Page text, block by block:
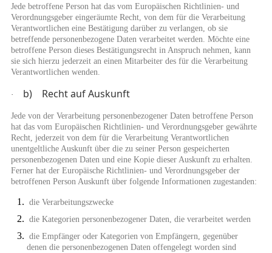
Jede betroffene Person hat das vom Europäischen Richtlinien- und
Verordnungsgeber eingeräumte Recht, von dem für die Verarbeitung
Verantwortlichen eine Bestätigung darüber zu verlangen, ob sie
betreffende personenbezogene Daten verarbeitet werden. Möchte eine
betroffene Person dieses Bestätigungsrecht in Anspruch nehmen, kann
sie sich hierzu jederzeit an einen Mitarbeiter des für die Verarbeitung
Verantwortlichen wenden.
· b) Recht auf Auskunft
Jede von der Verarbeitung personenbezogener Daten betroffene Person
hat das vom Europäischen Richtlinien- und Verordnungsgeber gewährte
Recht, jederzeit von dem für die Verarbeitung Verantwortlichen
unentgeltliche Auskunft über die zu seiner Person gespeicherten
personenbezogenen Daten und eine Kopie dieser Auskunft zu erhalten.
Ferner hat der Europäische Richtlinien- und Verordnungsgeber der
betroffenen Person Auskunft über folgende Informationen zugestanden:
die Verarbeitungszwecke
die Kategorien personenbezogener Daten, die verarbeitet werden
die Empfänger oder Kategorien von Empfängern, gegenüber
denen die personenbezogenen Daten offengelegt worden sind